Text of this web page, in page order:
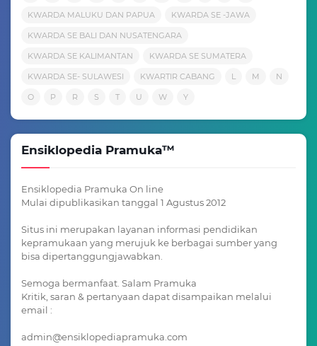
KWARDA MALUKU DAN PAPUA KWARDA SE -JAWA
KWARDA SE BALI DAN NUSATENGARA
KWARDA SE KALIMANTAN KWARDA SE SUMATERA
KWARDA SE- SULAWESI KWARTIR CABANG L M N
O P R S T U W Y
Ensiklopedia Pramuka™
Ensiklopedia Pramuka On line
Mulai dipublikasikan tanggal 1 Agustus 2012
Situs ini merupakan layanan informasi pendidikan
kepramukaan yang merujuk ke berbagai sumber yang
bisa dipertanggungjawabkan.
Semoga bermanfaat. Salam Pramuka
Kritik, saran & pertanyaan dapat disampaikan melalui
email :
admin@ensiklopediapramuka.com